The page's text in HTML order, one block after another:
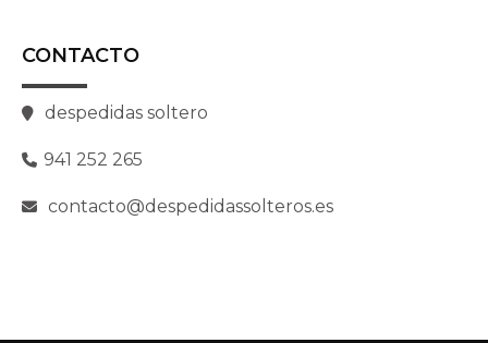
CONTACTO
despedidas soltero
941 252 265
contacto@despedidassolteros.es